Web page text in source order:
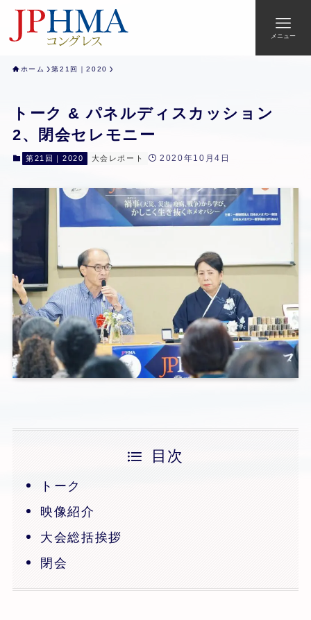
メニュー
ホーム 第21回｜2020
トーク & パネルディスカッション
2、閉会セレモニー
第21回｜2020 大会レポート 2020年10月4日
目次
トーク
映像紹介
大会総括挨拶
閉会